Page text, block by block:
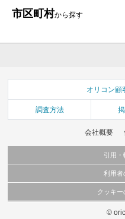
市区町村から探す
オリコン顧
調査方法
会社概要
引用・
当サイトで公開されている情報（文字
これらの情報を権利者の許可なく無断
利用者
当サイトに掲載している内容はすべて
弊社の見解・ 意見ではないことをご理解
クッキー
このサイトでは Cookie を使用して、ユ
©